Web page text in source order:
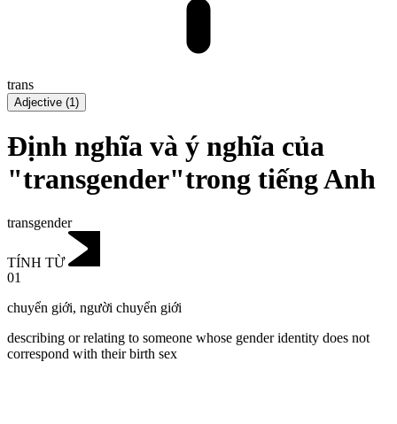
trans
Adjective (1)
Định nghĩa và ý nghĩa của
"transgender"trong tiếng Anh
transgender
TÍNH TỪ
01
chuyển giới, người chuyển giới
describing or relating to someone whose gender identity does not
correspond with their birth sex